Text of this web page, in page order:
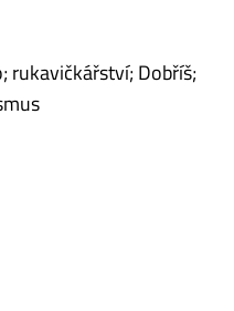
rukavičkářství; Dobříš;